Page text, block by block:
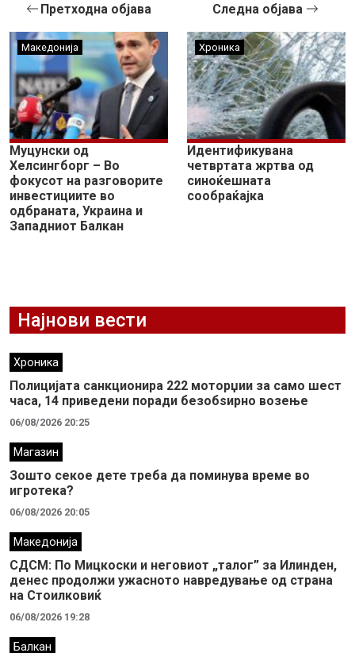
Претходна објава
Македонија
Муцунски од
Хелсингборг – Во
фокусот на разговорите
инвестициите во
одбраната, Украина и
Западниот Балкан
Следна објава
Хроника
Идентификувана
четвртата жртва од
синоќешната
сообраќајка
Најнови вести
Хроника
Полицијата санкционира 222 моторџии за само шест
часа, 14 приведени поради безобѕирно возење
06/08/2026 20:25
Магазин
Зошто секое дете треба да поминува време во
игротека?
06/08/2026 20:05
Македонија
СДСМ: По Мицкоски и неговиот „талог” за Илинден,
денес продолжи ужасното навредување од страна
на Стоилковиќ
06/08/2026 19:28
Балкан